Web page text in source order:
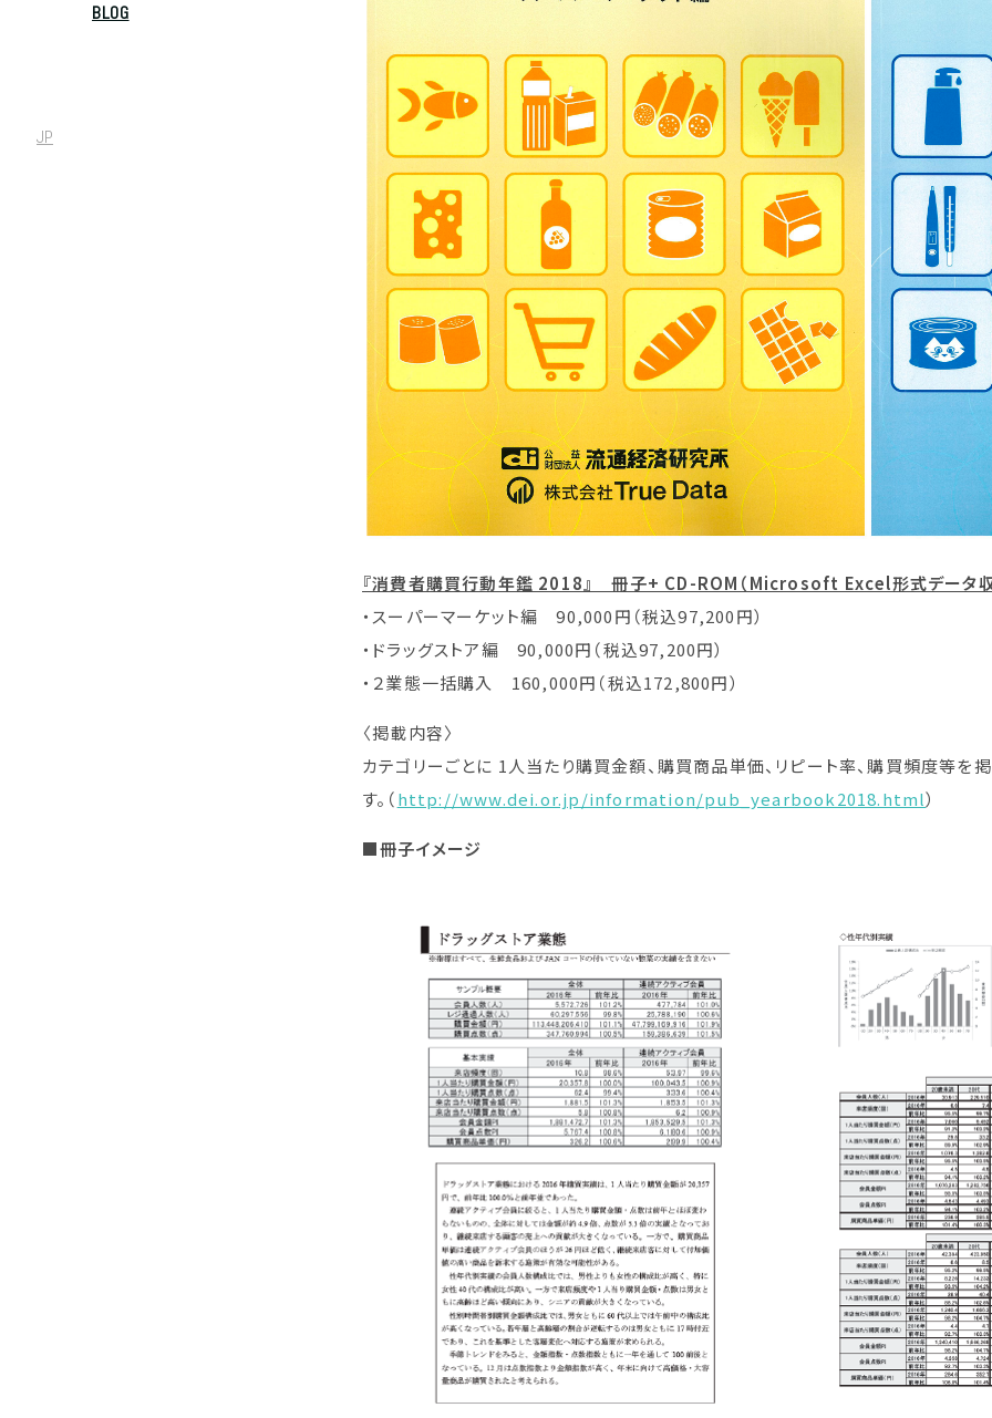
BLOG
JP
『消費者購買行動年鑑 2018』 冊子+ CD-ROM（Microsoft Excel形式データ
・スーパーマーケット編 90,000円（税込97,200円）
・ドラッグストア編 90,000円（税込97,200円）
・２業態一括購入 160,000円（税込172,800円）
〈掲載内容〉
カテゴリーごとに 1人当たり購買金額、購買商品単価、リピート率、購買頻度等を
す。（http://www.dei.or.jp/information/pub_yearbook2018.html）
■冊子イメージ